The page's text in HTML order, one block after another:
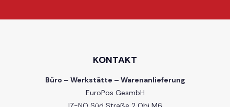
KONTAKT
Büro – Werkstätte – Warenanlieferung
EuroPos GesmbH